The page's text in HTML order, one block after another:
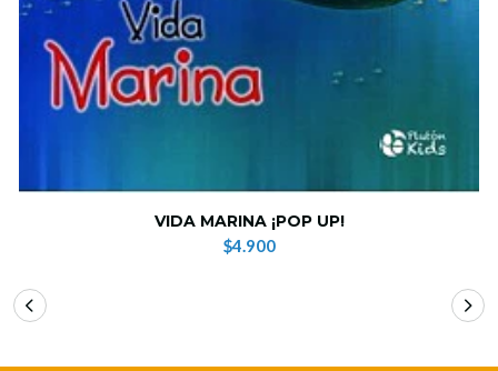
VIDA MARINA ¡POP UP!
$4.900